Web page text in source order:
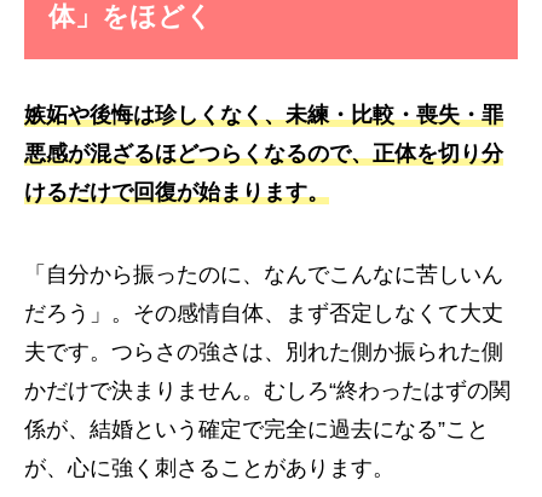
体」をほどく
嫉妬や後悔は珍しくなく、未練・比較・喪失・罪
悪感が混ざるほどつらくなるので、正体を切り分
けるだけで回復が始まります。
「自分から振ったのに、なんでこんなに苦しいん
だろう」。その感情自体、まず否定しなくて大丈
夫です。つらさの強さは、別れた側か振られた側
かだけで決まりません。むしろ“終わったはずの関
係が、結婚という確定で完全に過去になる”こと
が、心に強く刺さることがあります。